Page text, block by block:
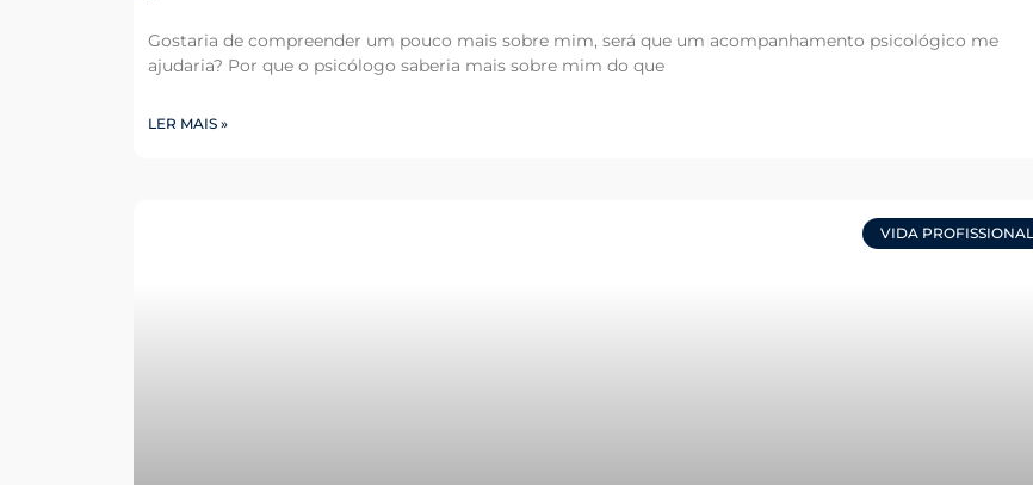
Gostaria de compreender um pouco mais sobre mim, será que um acompanhamento psicológico me
ajudaria? Por que o psicólogo saberia mais sobre mim do que
LER MAIS »
VIDA PROFISSIONAL